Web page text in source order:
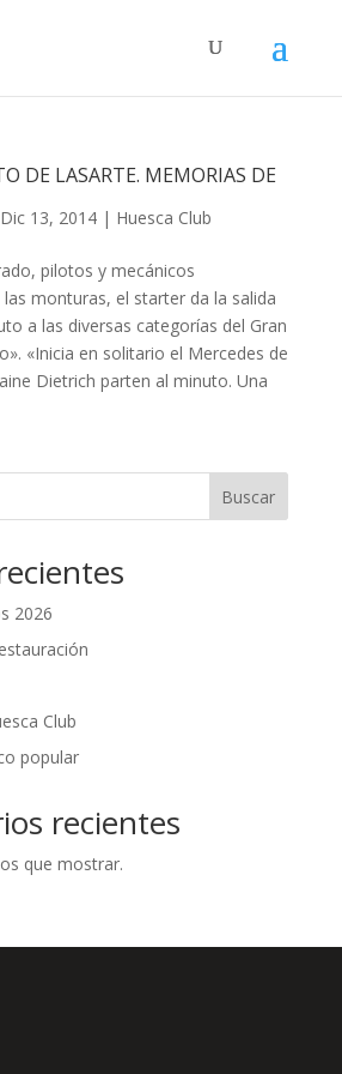
DE LASARTE. MEMORIAS DE
Dic 13, 2014| Huesca Club
pilotos y mecánicos
monturas, el starter da la salida
a las diversas categorías del Gran
«Inicia en solitario el Mercedes de
Dietrich parten al minuto. Una
Buscar
2026
Club
popular
recientes
que mostrar.